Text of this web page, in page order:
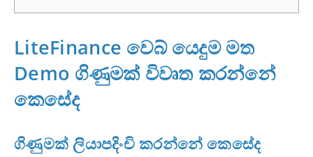
LiteFinance වෙබ් යෙදුම මත
Demo ගිණුමක් විවෘත කරන්නේ
කෙසේද
ගිණුමක් ලියාපදිංචි කරන්නේ කෙසේද